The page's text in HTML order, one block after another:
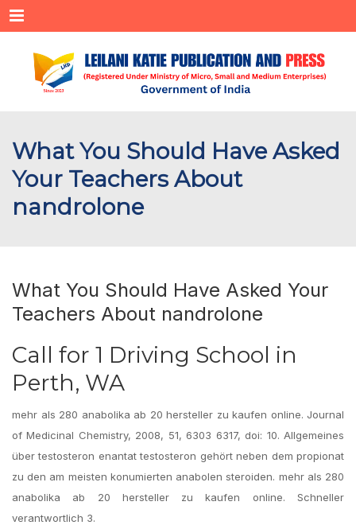
Menu
What You Should Have Asked
Your Teachers About
nandrolone
What You Should Have Asked Your
Teachers About nandrolone
Call for 1 Driving School in
Perth, WA
mehr als 280 anabolika ab 20 hersteller zu kaufen online. Journal
of Medicinal Chemistry, 2008, 51, 6303 6317, doi: 10. Allgemeines
über testosteron enantat testosteron gehört neben dem propionat
zu den am meisten konumierten anabolen steroiden. mehr als 280
anabolika ab 20 hersteller zu kaufen online. Schneller
verantwortlich 3.